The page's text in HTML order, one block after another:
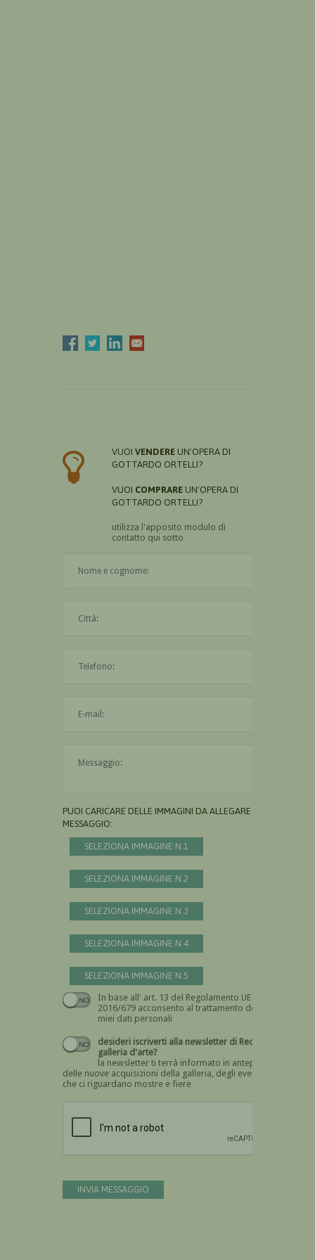
VUOI VENDERE UN'OPERA DI
GOTTARDO ORTELLI?
VUOI COMPRARE UN'OPERA DI
GOTTARDO ORTELLI?
utilizza l'apposito modulo di
contatto qui sotto
PUOI CARICARE DELLE IMMAGINI DA ALLEGARE AL
MESSAGGIO:
SELEZIONA IMMAGINE N.1
SELEZIONA IMMAGINE N.2
SELEZIONA IMMAGINE N.3
SELEZIONA IMMAGINE N.4
SELEZIONA IMMAGINE N.5
In base all' art. 13 del Regolamento UE n.
2016/679 acconsento al trattamento dei
miei dati personali
Devi dare il consenso
desideri iscriverti alla newsletter di Recta
galleria d'arte?
la newsletter ti terrà informato in anteprima
delle nuove acquisizioni della galleria, degli eventi
che ci riguardano mostre e fiere
INVIA MESSAGGIO